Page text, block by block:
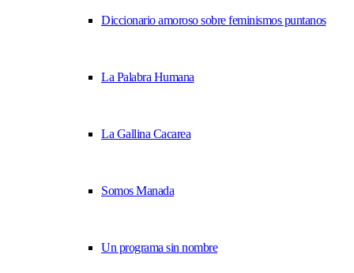
Diccionario amoroso sobre feminismos puntanos
La Palabra Humana
La Gallina Cacarea
Somos Manada
Un programa sin nombre